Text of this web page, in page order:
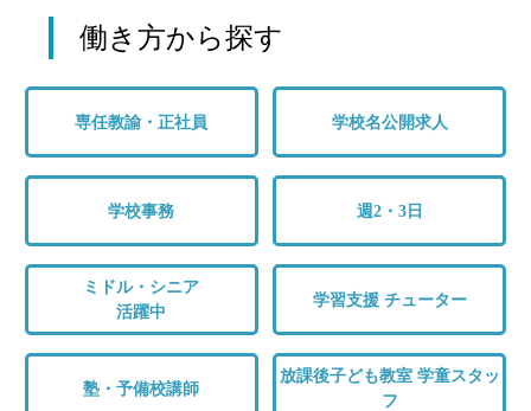
働き方から探す
専任教諭・正社員 学校名公開求人
学校事務 週2・3日
ミドル・シニア
活躍中
学習支援 チューター
塾・予備校講師
放課後子ども教室 学童スタッ
フ